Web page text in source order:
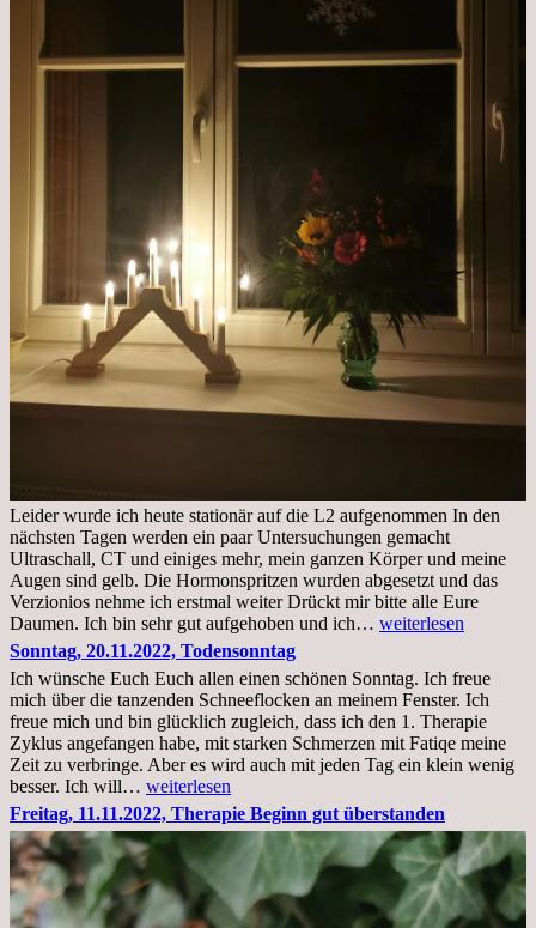
Leider wurde ich heute stationär auf die L2 aufgenommen In den
nächsten Tagen werden ein paar Untersuchungen gemacht
Ultraschall, CT und einiges mehr, mein ganzen Körper und meine
Augen sind gelb. Die Hormonspritzen wurden abgesetzt und das
Verzionios nehme ich erstmal weiter Drückt mir bitte alle Eure
Daumen. Ich bin sehr gut aufgehoben und ich… Mittwoch.
Krankenhaus
stationär
weiterlesen
Sonntag, 20.11.2022, Todensonntag
Ich wünsche Euch Euch allen einen schönen Sonntag. Ich freue
mich über die tanzenden Schneeflocken an meinem Fenster. Ich
freue mich und bin glücklich zugleich, dass ich den 1. Therapie
Zyklus angefangen habe, mit starken Schmerzen mit Fatiqe meine
Zeit zu verbringe. Aber es wird auch mit jeden Tag ein klein wenig
besser. Ich will… Sonntag,
20.11.2022,
Todensonntag
weiterlesen
Freitag, 11.11.2022, Therapie Beginn gut überstanden